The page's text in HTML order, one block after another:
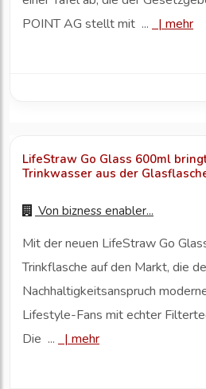
POINT AG stellt mit ...
| mehr
LifeStraw Go Glass 600ml
Trinkwasser aus der
Von bizness enabler...
Mit der neuen LifeStraw Go
Trinkflasche auf den Markt, die
Nachhaltigkeitsanspruch
Lifestyle-Fans mit echter
Die ...
| mehr